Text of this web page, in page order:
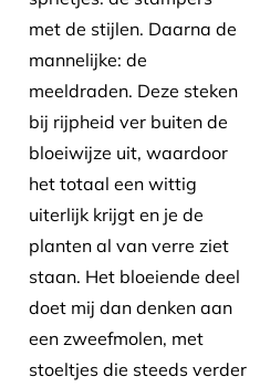
met de stijlen. Daarna de
mannelijke: de
meeldraden. Deze steken
bij rijpheid ver buiten de
bloeiwijze uit, waardoor
het totaal een wittig
uiterlijk krijgt en je de
planten al van verre ziet
staan. Het bloeiende deel
doet mij dan denken aan
een zweefmolen, met
stoeltjes die steeds verder